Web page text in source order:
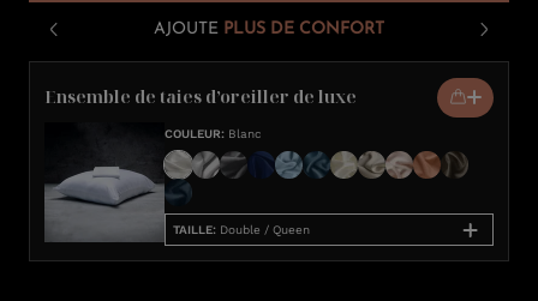
AJOUTE PLUS DE CONFORT
Ensemble de taies d’oreiller de luxe
COULEUR: Blanc
TAILLE: Double / Queen